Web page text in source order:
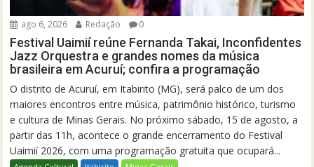
ago 6, 2026 Redação 0
Festival Uaimií reúne Fernanda Takai, Inconfidentes
Jazz Orquestra e grandes nomes da música
brasileira em Acuruí; confira a programação
O distrito de Acuruí, em Itabirito (MG), será palco de um dos
maiores encontros entre música, patrimônio histórico, turismo
e cultura de Minas Gerais. No próximo sábado, 15 de agosto, a
partir das 11h, acontece o grande encerramento do Festival
Uaimií 2026, com uma programação gratuita que ocupará...